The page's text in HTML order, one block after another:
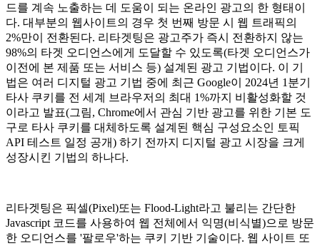
드를 계속 노출하는 데 도움이 되는 온라인 광고의 한 형태이
다. 대부분의 웹사이트의 경우 첫 번째 방문 시 웹 트래픽의
2%만이 전환된다. 리타겟팅은 광고주가 즉시 전환하지 않는
98%의 타겟 오디언스에게 도달할 수 있도록(타겟 오디언스가
이전에 본 제품 또는 서비스 등) 설계된 광고 기법이다. 이 기
법은 여러 디지털 광고 기법 중에 최근 Google이 2024년 1분기
타사 쿠키를 전 세계 브라우저의 최대 1%까지 비활성화할 것
이라고 발표(그림, Chrome에서 관심 기반 광고를 위한 기본 도
구로 타사 쿠키를 대체하도록 설계된 핵심 구성요소인 토픽
API 테스트 일정 공개) 하기 전까지 디지털 광고 시장을 크게
성장시킨 기법의 하나다.
리타겟팅은 픽셀(Pixel)또는 Flood-Light라고 불리는 간단한
Javascript 코드를 사용하여 웹 전체에서 익명(비식별)으로 방문
한 오디언스를 '팔로우'하는 쿠키 기반 기술이다. 웹 사이트 또